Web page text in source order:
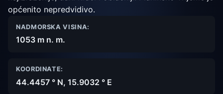
općenito nepredvidivo.
NADMORSKA VISINA:
1053 m n. m.
KOORDINATE:
44.4457 ° N, 15.9032 ° E